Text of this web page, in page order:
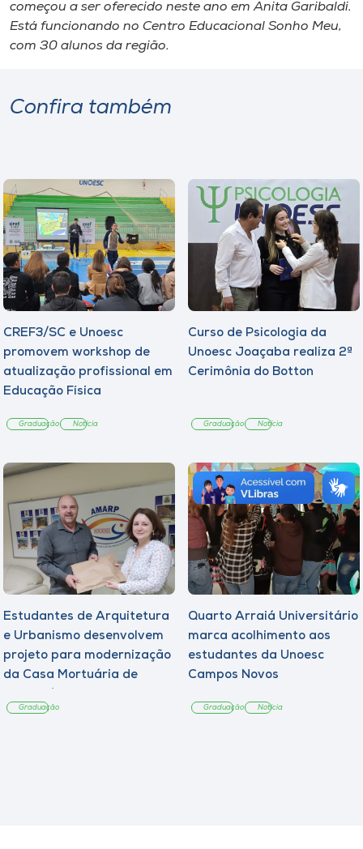
começou a ser oferecido neste ano em Anita Garibaldi.
Está funcionando no Centro Educacional Sonho Meu,
com 30 alunos da região.
Confira também
CREF3/SC e Unoesc
promovem workshop de
atualização profissional em
Educação Física
Graduação Notícia
Curso de Psicologia da
Unoesc Joaçaba realiza 2ª
Cerimônia do Botton
Graduação Notícia
Estudantes de Arquitetura
e Urbanismo desenvolvem
projeto para modernização
da Casa Mortuária de
Graduação
Quarto Arraiá Universitário
marca acolhimento aos
estudantes da Unoesc
Campos Novos
Graduação Notícia